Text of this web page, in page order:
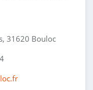
31620 Bouloc